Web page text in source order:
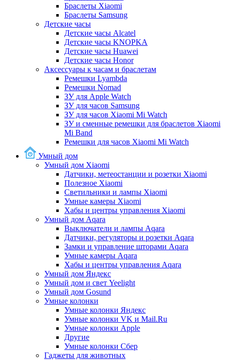
Браслеты Xiaomi
Браслеты Samsung
Детские часы
Детские часы Alcatel
Детские часы KNOPKA
Детские часы Huawei
Детские часы Honor
Аксессуары к часам и браслетам
Ремешки Lyambda
Ремешки Nomad
ЗУ для Apple Watch
ЗУ для часов Samsung
ЗУ для часов Xiaomi Mi Watch
ЗУ и сменные ремешки для браслетов Xiaomi
Mi Band
Ремешки для часов Xiaomi Mi Watch
Умный дом
Умный дом Xiaomi
Датчики, метеостанции и розетки Xiaomi
Полезное Xiaomi
Светильники и лампы Xiaomi
Умные камеры Xiaomi
Хабы и центры управления Xiaomi
Умный дом Aqara
Выключатели и лампы Aqara
Датчики, регуляторы и розетки Aqara
Замки и управление шторами Aqara
Умные камеры Aqara
Хабы и центры управления Aqara
Умный дом Яндекс
Умный дом и свет Yeelight
Умный дом Gosund
Умные колонки
Умные колонки Яндекс
Умные колонки VK и Mail.Ru
Умные колонки Apple
Другие
Умные колонки Сбер
Гаджеты для животных